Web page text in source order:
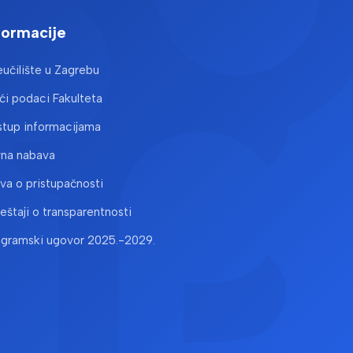
Kontrec, Jasminka ; Kralj, Damir ; Maltar-Strmečki, Nadica
and electrochemical sensing
(IAPC), (2019) str. 125-125
u Zagrebu
podaci Fakulteta
informacijama
nabava
o pristupačnosti
o transparentnosti
ugovor 2025.-2029.